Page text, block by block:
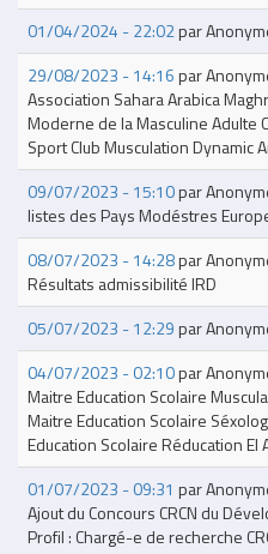
01/04/2024 - 22:02par
29/08/2023 - 14:16par
Association Sahara Arabica
Moderne de la Masculine Adulte
Sport Club Musculation Dynamic
09/07/2023 - 15:10par
listes des Pays Modéstres
08/07/2023 - 14:28par
Résultats admissibilité IRD
05/07/2023 - 12:29par
04/07/2023 - 02:10par
Maitre Education Scolaire
Maitre Education Scolaire
Education Scolaire Réducation El
01/07/2023 - 09:31 par
Ajout du Concours CRCN du
Profil : Chargé-e de recherche